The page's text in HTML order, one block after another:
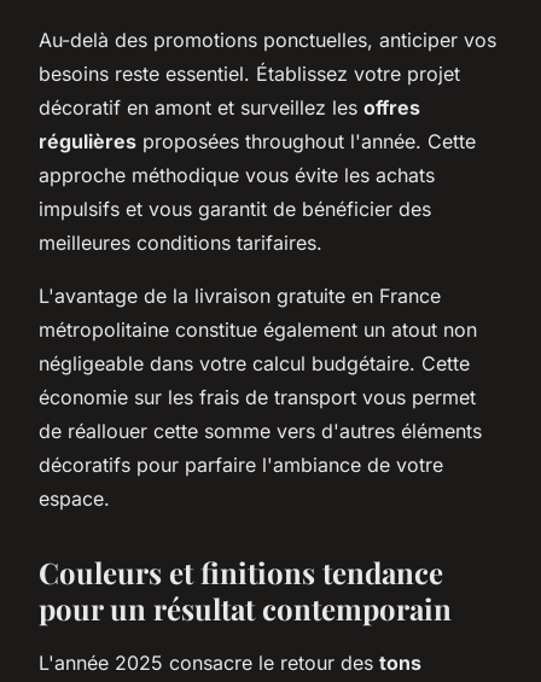
Au-delà des promotions ponctuelles, anticiper vos
besoins reste essentiel. Établissez votre projet
décoratif en amont et surveillez les offres
régulières proposées throughout l'année. Cette
approche méthodique vous évite les achats
impulsifs et vous garantit de bénéficier des
meilleures conditions tarifaires.
L'avantage de la livraison gratuite en France
métropolitaine constitue également un atout non
négligeable dans votre calcul budgétaire. Cette
économie sur les frais de transport vous permet
de réallouer cette somme vers d'autres éléments
décoratifs pour parfaire l'ambiance de votre
espace.
Couleurs et finitions tendance
pour un résultat contemporain
L'année 2025 consacre le retour des tons